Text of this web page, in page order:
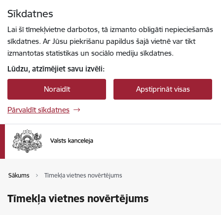
Sīkdatnes
Lai šī tīmekļvietne darbotos, tā izmanto obligāti nepieciešamās
sīkdatnes. Ar Jūsu piekrišanu papildus šajā vietnē var tikt
izmantotas statistikas un sociālo mediju sīkdatnes.
Lūdzu, atzīmējiet savu izvēli:
Noraidīt Apstiprināt visas
Pārvaldīt sīkdatnes
Sākums Tīmekļa vietnes novērtējums
Tīmekļa vietnes novērtējums